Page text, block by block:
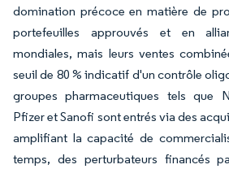
domination précoce en matière de
portefeuilles approuvés et en
mondiales, mais leurs ventes
seuil de 80 % indicatif d'un contrôle
groupes pharmaceutiques tels que
Pfizer et Sanofi sont entrés via des
amplifiant la capacité de
temps, des perturbateurs financés